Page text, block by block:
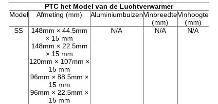
PTC het Model van de Luchtverwarmer
Model
Afmeting (mm) AluminiumbuizenVinbreedte
(mm)
Vinhoogte
(mm)
SS
148mm × 44.5mm
× 15 mm
148mm × 22.5mm
× 15 mm
120mm × 107mm ×
15 mm
96mm × 88.5mm ×
15 mm
96mm × 22.5mm ×
15 mm
N/A N/A N/A